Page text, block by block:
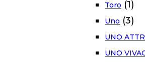
Toro (1)
Uno (3)
UNO
UNO